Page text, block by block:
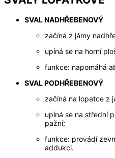
SVAL NADHŘEBENOVÝ
začíná z jámy
upíná se na horní
funkce: napomáhá
SVAL PODHŘEBENOVÝ
začíná na lopatce z
upíná se na střední
pažní;
funkce: provádí
addukci.